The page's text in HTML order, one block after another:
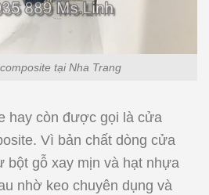
tại Nha Trang
hay còn được gọi là cửa
Vì bản chất dòng cửa
bột gỗ xay mịn và hạt nhựa
nhờ keo chuyên dụng và